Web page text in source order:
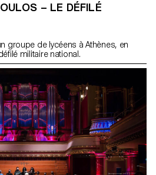
– LE DÉFILÉ
groupe de lycéens à Athènes, en
militaire national.